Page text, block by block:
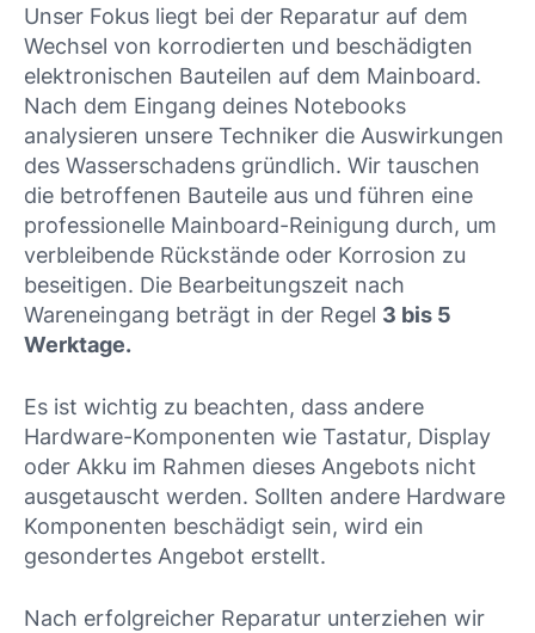
Unser Fokus liegt bei der Reparatur auf dem
Wechsel von korrodierten und beschädigten
elektronischen Bauteilen auf dem Mainboard.
Nach dem Eingang deines Notebooks
analysieren unsere Techniker die Auswirkungen
des Wasserschadens gründlich. Wir tauschen
die betroffenen Bauteile aus und führen eine
professionelle Mainboard-Reinigung durch, um
verbleibende Rückstände oder Korrosion zu
beseitigen. Die Bearbeitungszeit nach
Wareneingang beträgt in der Regel 3 bis 5
Werktage.
Es ist wichtig zu beachten, dass andere
Hardware-Komponenten wie Tastatur, Display
oder Akku im Rahmen dieses Angebots nicht
ausgetauscht werden. Sollten andere Hardware
Komponenten beschädigt sein, wird ein
gesondertes Angebot erstellt.
Nach erfolgreicher Reparatur unterziehen wir